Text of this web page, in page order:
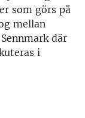
som görs på
mellan
där
i